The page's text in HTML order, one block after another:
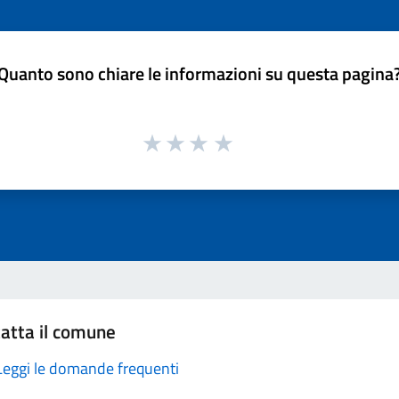
sono chiare le informazioni su questa
il comune
le domande frequenti